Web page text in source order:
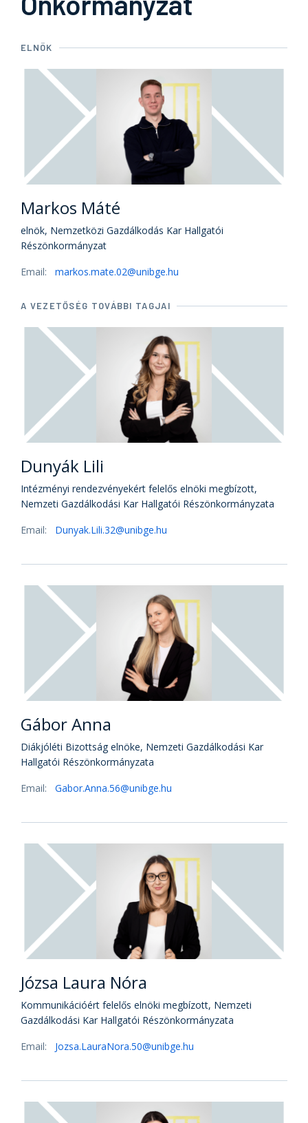
ELNÖK
Markos Máté
elnök, Nemzetközi Gazdálkodás Kar Hallgatói
Részönkormányzat
Email:
markos.mate.02@unibge.hu
A VEZETŐSÉG TOVÁBBI TAGJAI
Dunyák Lili
Intézményi rendezvényekért felelős elnöki megbízott,
Nemzeti Gazdálkodási Kar Hallgatói Részönkormányzata
Email:
Dunyak.Lili.32@unibge.hu
Gábor Anna
Diákjóléti Bizottság elnöke, Nemzeti Gazdálkodási Kar
Hallgatói Részönkormányzata
Email:
Gabor.Anna.56@unibge.hu
Józsa Laura Nóra
Kommunikációért felelős elnöki megbízott, Nemzeti
Gazdálkodási Kar Hallgatói Részönkormányzata
Email:
Jozsa.LauraNora.50@unibge.hu